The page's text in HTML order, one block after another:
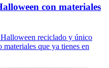
con materiales
reciclado y único
que ya tienes en